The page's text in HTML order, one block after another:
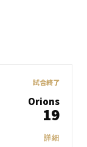
試合終了
Orions
19
詳細